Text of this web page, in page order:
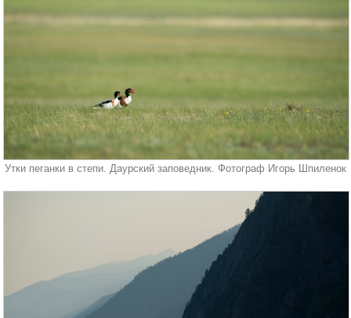
Утки пеганки в степи. Даурский заповедник. Фотограф Игорь Шпиленок